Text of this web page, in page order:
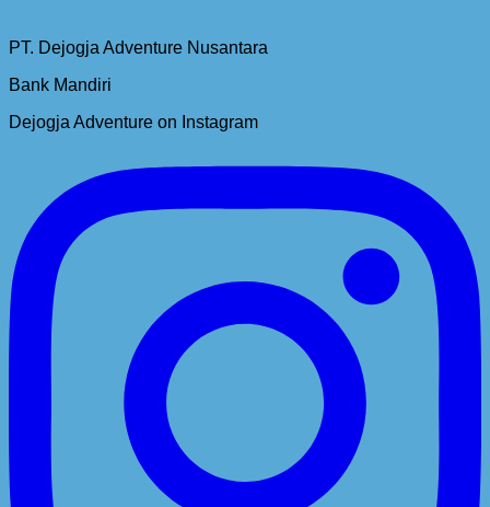
PT. Dejogja Adventure Nusantara
Bank Mandiri
Dejogja Adventure on Instagram